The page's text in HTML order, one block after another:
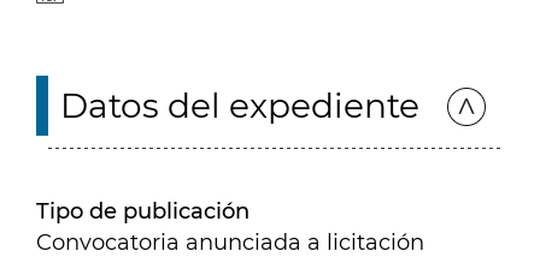
Datos del expediente
Tipo de publicación
Convocatoria anunciada a licitación